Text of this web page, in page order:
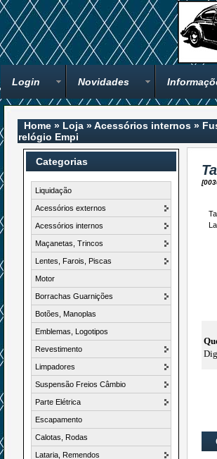
Login Novidades
Home » Loja »Acessórios internos »
relógio Empi
Categorias
Liquidação
Acessórios externos
Acessórios internos
Maçanetas, Trincos
Lentes, Farois, Piscas
Motor
Borrachas Guarnições
Botões, Manoplas
Emblemas, Logotipos
Revestimento
Limpadores
Suspensão Freios Câmbio
Parte Elétrica
Escapamento
Calotas, Rodas
Lataria, Remendos